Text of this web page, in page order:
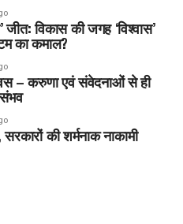
विकास की जगह ‘विश्वास’
का कमाल?
– करुणा एवं संवेदनाओं से ही
की शर्मनाक नाकामी